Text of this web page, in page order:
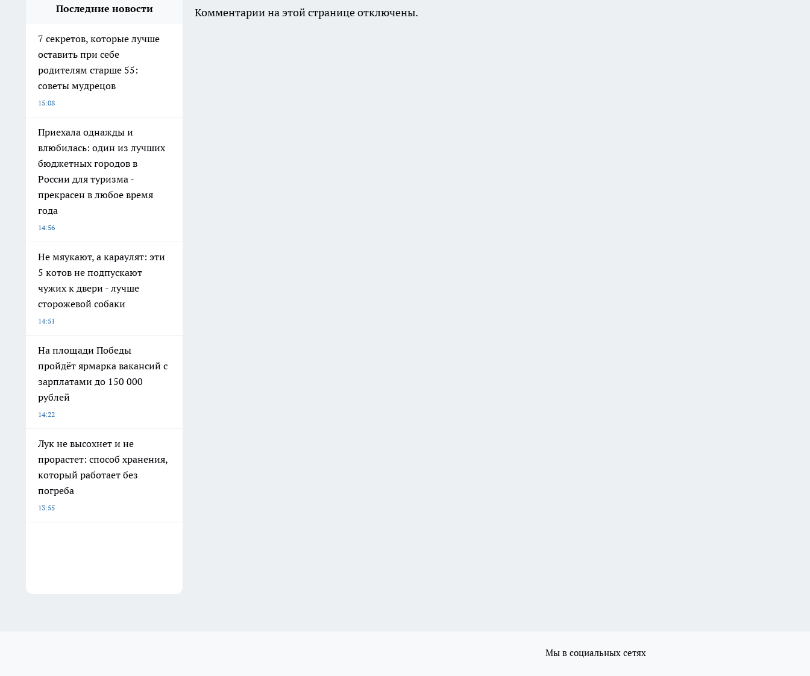
Последние новости
7 секретов, которые лучше
оставить при себе
родителям старше 55:
советы мудрецов
15:08
Приехала однажды и
влюбилась: один из лучших
бюджетных городов в
России для туризма -
прекрасен в любое время
года
14:56
Не мяукают, а караулят: эти
5 котов не подпускают
чужих к двери - лучше
сторожевой собаки
14:51
На площади Победы
пройдёт ярмарка вакансий с
зарплатами до 150 000
рублей
14:22
Лук не высохнет и не
прорастет: способ хранения,
который работает без
погреба
13:55
Комментарии на этой странице отключены.
Мы в социальных сетях